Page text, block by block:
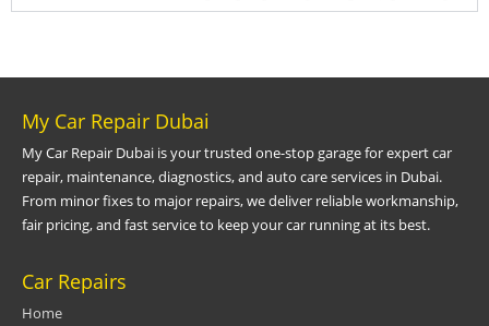
My Car Repair Dubai
My Car Repair Dubai is your trusted one-stop garage for expert car
repair, maintenance, diagnostics, and auto care services in Dubai.
From minor fixes to major repairs, we deliver reliable workmanship,
fair pricing, and fast service to keep your car running at its best.
Car Repairs
Home